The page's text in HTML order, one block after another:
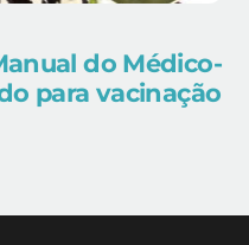
do Médico-
para vacinação